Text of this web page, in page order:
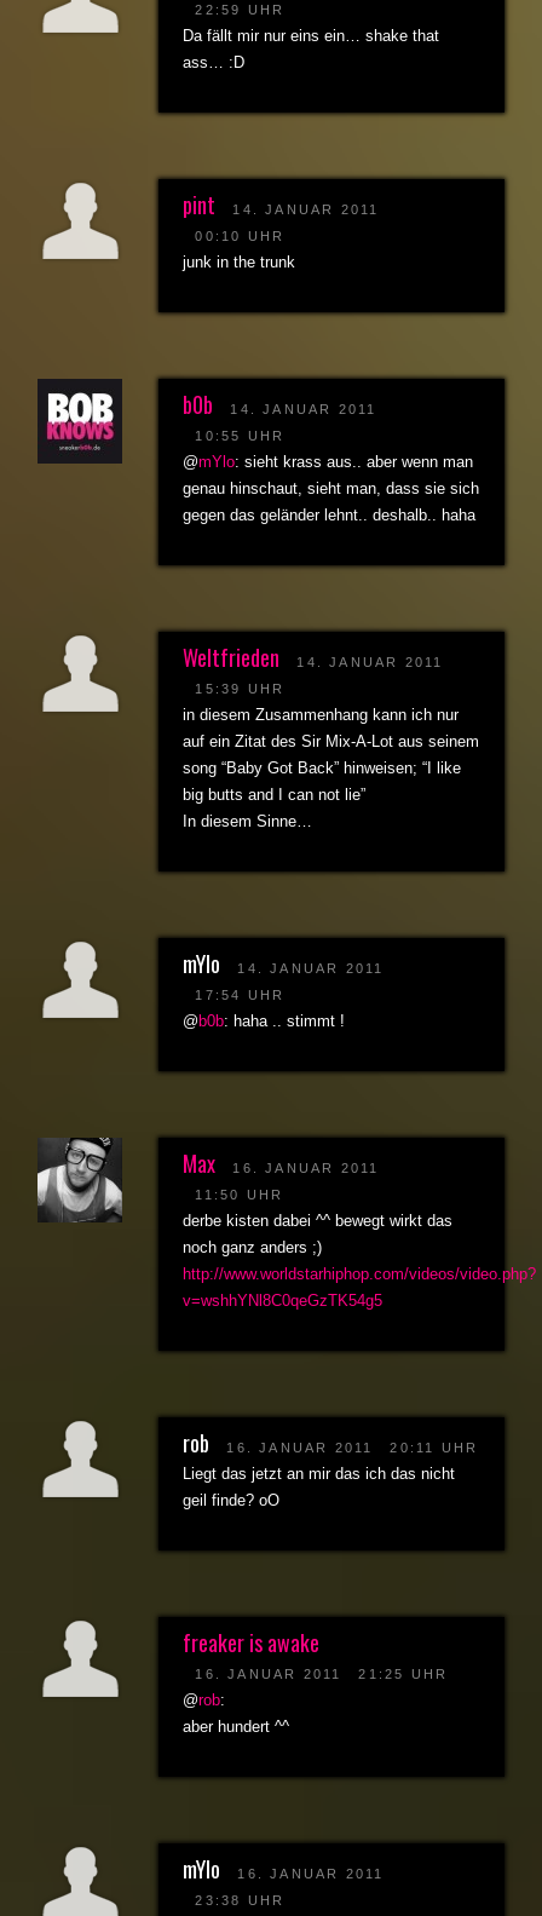
22:59 UHR
Da fällt mir nur eins ein… shake that
ass… :D
pint
14. JANUAR 2011
00:10 UHR
junk in the trunk
b0b
14. JANUAR 2011
10:55 UHR
@mYlo: sieht krass aus.. aber wenn man
genau hinschaut, sieht man, dass sie sich
gegen das geländer lehnt.. deshalb.. haha
Weltfrieden
14. JANUAR 2011
15:39 UHR
in diesem Zusammenhang kann ich nur
auf ein Zitat des Sir Mix-A-Lot aus seinem
song “Baby Got Back” hinweisen; “I like
big butts and I can not lie”
In diesem Sinne…
mYlo
14. JANUAR 2011
17:54 UHR
@ b0b: haha .. stimmt !
Max
16. JANUAR 2011
11:50 UHR
derbe kisten dabei ^^ bewegt wirkt das
noch ganz anders ;)
http://www.worldstarhiphop.com/videos/video.php?
v=wshhYNl8C0qeGzTK54g5
rob 16. JANUAR 2011 20:11 UHR
Liegt das jetzt an mir das ich das nicht
geil finde? oO
freaker is awake
16. JANUAR 2011 21:25 UHR
@rob:
aber hundert ^^
mYlo
16. JANUAR 2011
23:38 UHR